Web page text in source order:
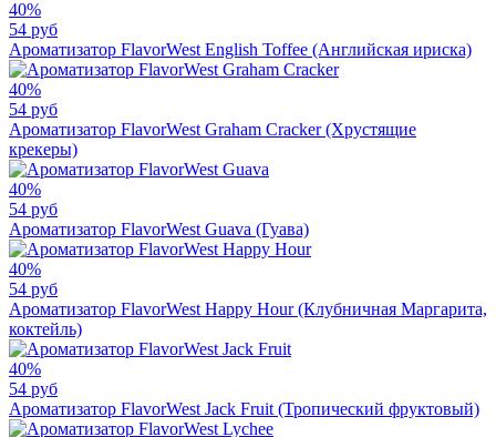
40%
54 руб
Ароматизатор FlavorWest English Toffee (Английская ириска)
40%
54 руб
Ароматизатор FlavorWest Graham Cracker (Хрустящие
крекеры)
40%
54 руб
Ароматизатор FlavorWest Guava (Гуава)
40%
54 руб
Ароматизатор FlavorWest Happy Hour (Клубничная Маргарита,
коктейль)
40%
54 руб
Ароматизатор FlavorWest Jack Fruit (Тропический фруктовый)